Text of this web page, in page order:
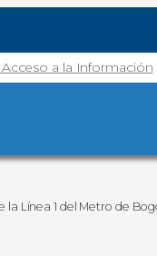
Acceso a la Información
la Línea 1 del Metro de